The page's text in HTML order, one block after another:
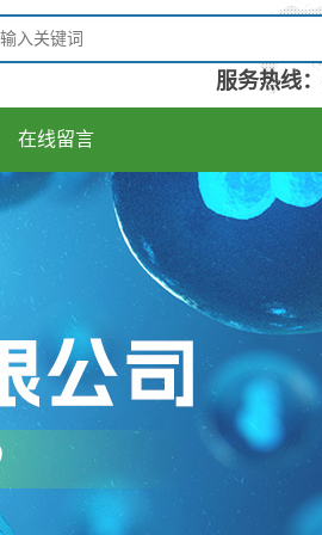
服务热线：
在线留言